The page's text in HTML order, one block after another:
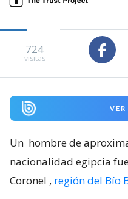
724
visitas
VER
Un hombre de
nacionalidad egipcia
Coronel , región del Bío